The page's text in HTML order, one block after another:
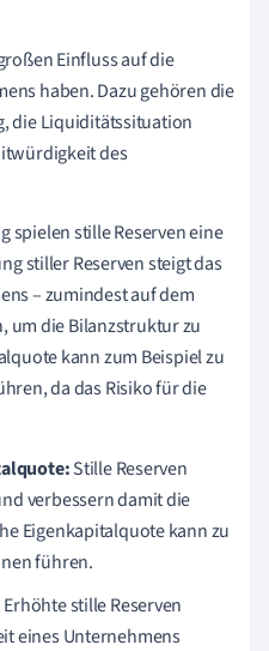
Einfluss auf die
haben. Dazu gehören die
die Liquiditätssituation
des
spielen stille Reserven eine
stiller Reserven steigt das
– zumindest auf dem
um die Bilanzstruktur zu
kann zum Beispiel zu
da das Risiko für die
Stille Reserven
verbessern damit die
Eigenkapitalquote kann zu
führen.
Erhöhte stille Reserven
eines Unternehmens